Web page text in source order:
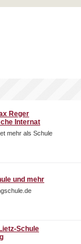
Reger
Internat
mehr als Schule
und mehr
Schule